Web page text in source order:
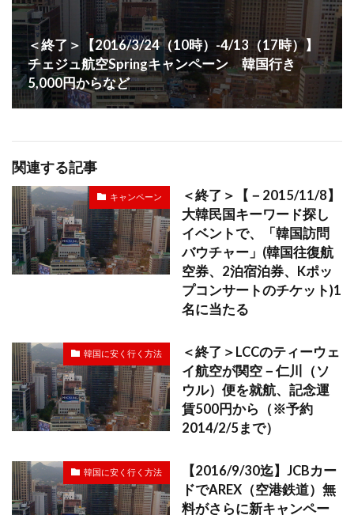
＜終了＞【2016/3/24（10時）-4/13（17時）】
チェジュ航空Springキャンペーン 韓国行き
5,000円からなど
関連する記事
キャンペーン
＜終了＞【－2015/11/8】
大韓民国キーワード探し
イベントで、「韓国訪問
バウチャー」(韓国往復航
空券、2泊宿泊券、Kポッ
プコンサートのチケット)1
名に当たる
韓国に安く行く方法
＜終了＞LCCのティーウェ
イ航空が関空－仁川（ソ
ウル）便を就航、記念運
賃500円から（※予約
2014/2/5まで）
韓国に安く行く方法
【2016/9/30迄】JCBカー
ドでAREX（空港鉄道）無
料がさらに新キャンペー